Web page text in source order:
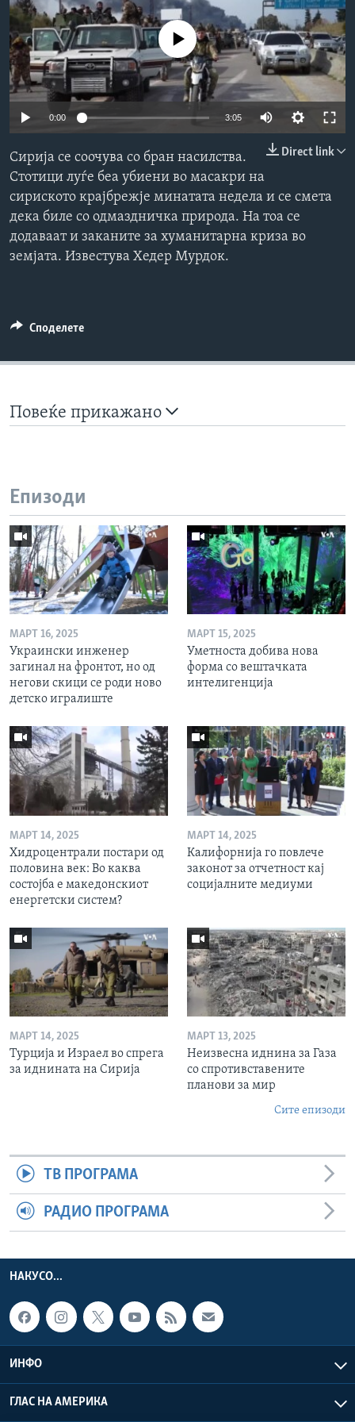
ИНТЕРВЈУА
Јазици
Auto 240p
1080p
No media source currently available
0:00 3:05
240p
480p
Direct link
Сирија се соочува со бран насилства.
Стотици луѓе беа убиени во масакри на
сириското крајбрежје минатата недела и се смета
дека биле со одмаздничка природа. На тоа се
додаваат и заканите за хуманитарна криза во
земјата. Известува Хедер Мурдок.
Споделете
Повеќе прикажано
Епизоди
МАРТ 16, 2025
Украински инженер
загинал на фронтот, но од
негови скици се роди ново
детско игралиште
МАРТ 15, 2025
Уметноста добива нова
форма со вештачката
интелигенција
МАРТ 14, 2025
Хидроцентрали постари од
половина век: Во каква
состојба е македонскиот
енергетски систем?
МАРТ 14, 2025
Калифорнија го повлече
законот за отчетност кај
социјалните медиуми
МАРТ 14, 2025
Турција и Израел во спрега
за иднината на Сирија
МАРТ 13, 2025
Неизвесна иднина за Газа
со спротивставените
планови за мир
Сите епизоди
ТВ ПРОГРАМА
РАДИО ПРОГРАМА
НАКУСО...
ИНФО
ГЛАС НА АМЕРИКА